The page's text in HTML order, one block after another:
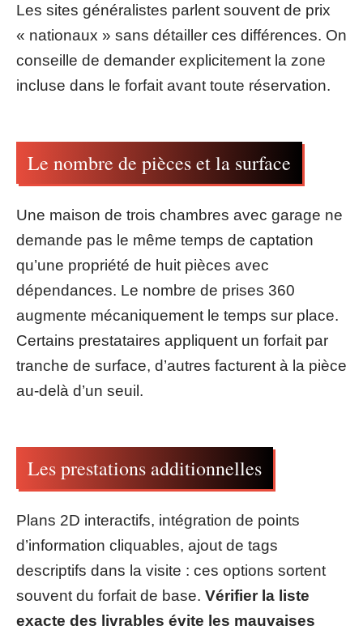
Les sites généralistes parlent souvent de prix
« nationaux » sans détailler ces différences. On
conseille de demander explicitement la zone
incluse dans le forfait avant toute réservation.
Le nombre de pièces et la surface
Une maison de trois chambres avec garage ne
demande pas le même temps de captation
qu’une propriété de huit pièces avec
dépendances. Le nombre de prises 360
augmente mécaniquement le temps sur place.
Certains prestataires appliquent un forfait par
tranche de surface, d’autres facturent à la pièce
au-delà d’un seuil.
Les prestations additionnelles
Plans 2D interactifs, intégration de points
d’information cliquables, ajout de tags
descriptifs dans la visite : ces options sortent
souvent du forfait de base. Vérifier la liste
exacte des livrables évite les mauvaises